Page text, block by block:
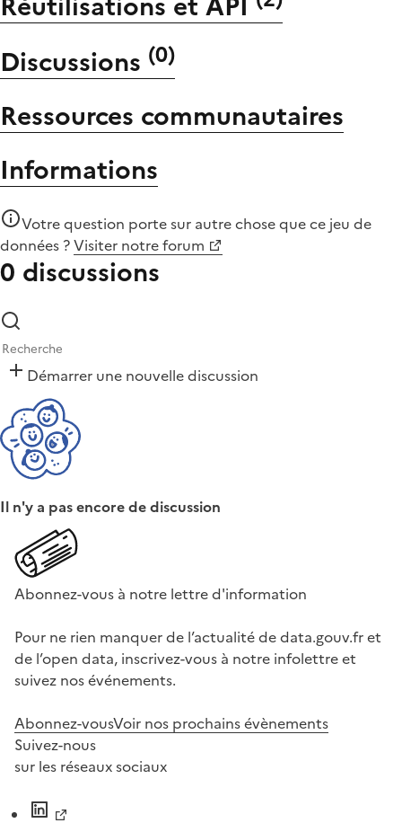
Discussions (0)
Ressources communautaires
Informations
Votre question porte sur autre chose quece jeu de
données ?Visiter notre forum
0 discussions
Démarrer une nouvelle discussion
Il n'y a pas encore de discussion
Abonnez-vous à notre lettre d'information
Pour ne rien manquer de l’actualité de data.gouv.fr et
de l’open data, inscrivez-vous à notre infolettre et
suivez nos événements.
Abonnez-vousVoir nos prochains évènements
Suivez-nous
sur les réseaux sociaux